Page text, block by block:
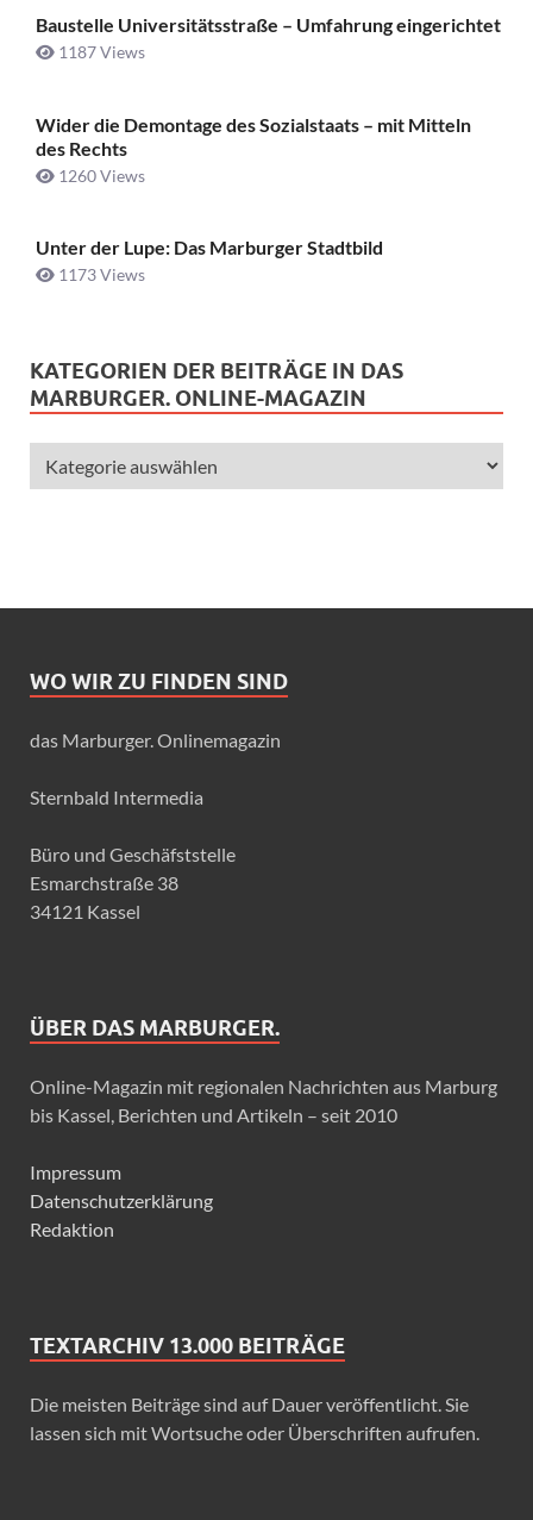
Baustelle Universitätsstraße ­– Umfahrung eingerichtet
1187 Views
Wider die Demontage des Sozialstaats – mit Mitteln
des Rechts
1260 Views
Unter der Lupe: Das Marburger Stadtbild
1173 Views
KATEGORIEN DER BEITRÄGE IN DAS
MARBURGER. ONLINE-MAGAZIN
WO WIR ZU FINDEN SIND
das Marburger. Onlinemagazin
Sternbald Intermedia
Büro und Geschäfststelle
Esmarchstraße 38
34121 Kassel
ÜBER DAS MARBURGER.
Online-Magazin mit regionalen Nachrichten aus Marburg
bis Kassel, Berichten und Artikeln – seit 2010
Impressum
Datenschutzerklärung
Redaktion
TEXTARCHIV 13.000 BEITRÄGE
Die meisten Beiträge sind auf Dauer veröffentlicht. Sie
lassen sich mit Wortsuche oder Überschriften aufrufen.